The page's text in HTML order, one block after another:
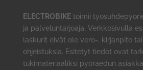
ELECTROBIKEtoimii
ja palveluntarjoaja. Verkkosivulla
laskurit eivät ole vero-, kirjanpito
ohjeistuksia. Esitetyt tiedot ovat
tukimateriaaliksi pyöräedun